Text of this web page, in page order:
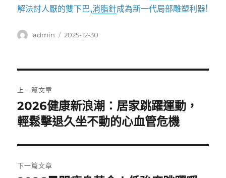
解決討人厭的雙下巴,消脂針成為新一代局部雕塑利器!
作
admin
發
2025-12-30
章
導
覽
上一篇文章
上
一
文
章:
2026健康新浪潮：居家跳躍運動，
輕鬆擊退久坐不動的心血管危機
下一篇文章